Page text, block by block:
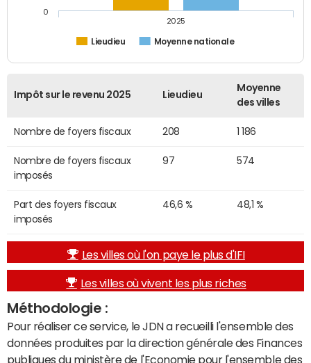
Lieudieu Moyenne nationale
2025
0
Impôt sur le revenu 2025 Lieudieu
Moyenne
des villes
Nombre de foyers fiscaux 208 1 186
Nombre de foyers fiscaux
imposés
97 574
Part des foyers fiscaux
imposés
46,6 % 48,1 %
Les villes où l'on paye le plus d'IFI
Les villes où vivent les plus riches
Méthodologie :
Pour réaliser ce service, le JDN a recueilli l'ensemble des
données produites par la direction générale des Finances
publiques du ministère de l'Economie pour l'ensemble des